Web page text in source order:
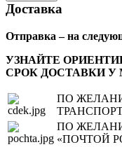
Доставка
Отправка – на
УЗНАЙТЕ
СРОК ДОСТАВКИ У
ПО
ПО
«ПОЧТОЙ